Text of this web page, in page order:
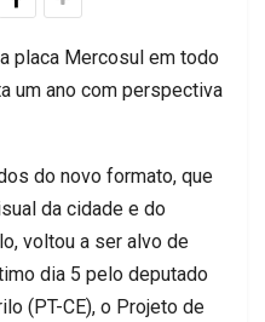
placa Mercosul em todo
um ano com perspectiva
do novo formato, que
da cidade e do
voltou a ser alvo de
dia 5 pelo deputado
(PT-CE), o Projeto de